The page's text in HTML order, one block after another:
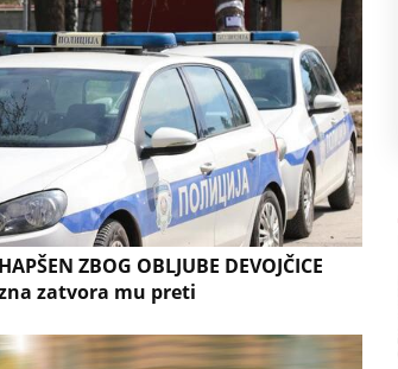
ZBOG OBLJUBE DEVOJČICE
zatvora mu preti